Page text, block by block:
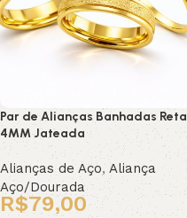
Par de Alianças Banhadas Reta
4MM Jateada
Alianças de Aço, Aliança
Aço/Dourada
R$79,00